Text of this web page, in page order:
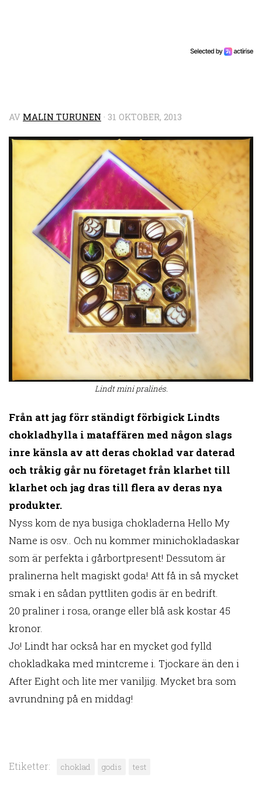
AV MALIN TURUNEN · 31 OKTOBER, 2013
Lindt mini pralinés.
Från att jag förr ständigt förbigick Lindts
chokladhylla i mataffären med någon slags
inre känsla av att deras choklad var daterad
och tråkig går nu företaget från klarhet till
klarhet och jag dras till flera av deras nya
produkter.
Nyss kom de nya busiga chokladerna Hello My
Name is osv.. Och nu kommer minichokladaskar
som är perfekta i gårbortpresent! Dessutom är
pralinerna helt magiskt goda! Att få in så mycket
smak i en sådan pyttliten godis är en bedrift.
20 praliner i rosa, orange eller blå ask kostar 45
kronor.
Jo! Lindt har också har en mycket god fylld
chokladkaka med mintcreme i. Tjockare än den i
After Eight och lite mer vaniljig. Mycket bra som
avrundning på en middag!
Etiketter: choklad godis test